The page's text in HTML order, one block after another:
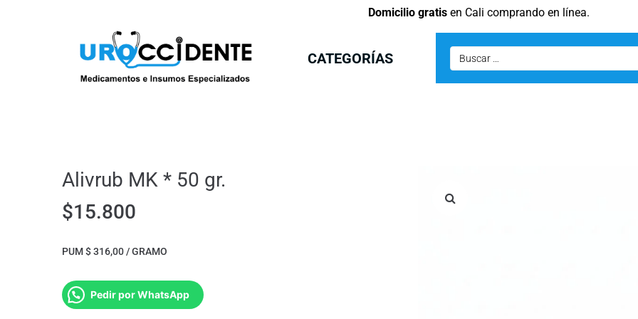
Domicilio gratisen Cali comprando en línea.
CATEGORÍAS
Alivrub MK * 50 gr.
$15.800
PUM $ 316,00 / GRAMO
Pedir por WhatsApp